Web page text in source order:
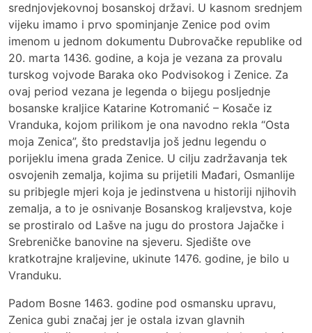
srednjovjekovnoj bosanskoj državi. U kasnom srednjem
vijeku imamo i prvo spominjanje Zenice pod ovim
imenom u jednom dokumentu Dubrovačke republike od
20. marta 1436. godine, a koja je vezana za provalu
turskog vojvode Baraka oko Podvisokog i Zenice. Za
ovaj period vezana je legenda o bijegu posljednje
bosanske kraljice Katarine Kotromanić – Kosače iz
Vranduka, kojom prilikom je ona navodno rekla “Osta
moja Zenica”, što predstavlja još jednu legendu o
porijeklu imena grada Zenice. U cilju zadržavanja tek
osvojenih zemalja, kojima su prijetili Mađari, Osmanlije
su pribjegle mjeri koja je jedinstvena u historiji njihovih
zemalja, a to je osnivanje Bosanskog kraljevstva, koje
se prostiralo od Lašve na jugu do prostora Jajačke i
Srebreničke banovine na sjeveru. Sjedište ove
kratkotrajne kraljevine, ukinute 1476. godine, je bilo u
Vranduku.
Padom Bosne 1463. godine pod osmansku upravu,
Zenica gubi značaj jer je ostala izvan glavnih